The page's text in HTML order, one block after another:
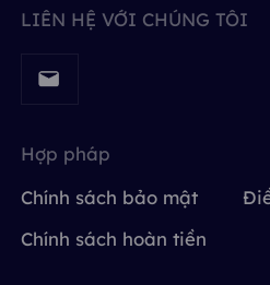
LIÊN HỆ VỚI CHÚNG TÔI
Hợp pháp
Chính sách bảo mật
Chính sách hoàn tiền